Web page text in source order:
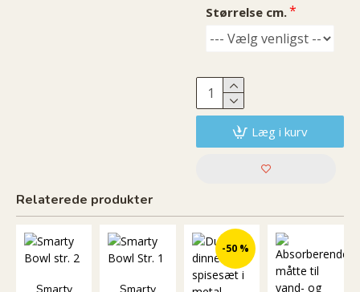
Størrelse cm.
Læg i kurv
Relaterede produkter
-50 %